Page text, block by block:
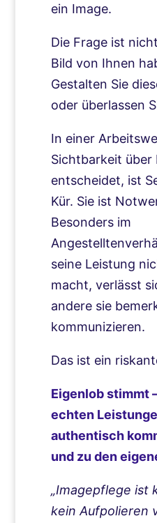
ein Image.
Die Frage ist
Bild von Ihnen
Gestalten Sie
oder überlassen
In einer
Sichtbarkeit über
entscheidet, ist
Kür. Sie ist
Besonders im
seine Leistung
macht, verlässt
andere sie
kommunizieren.
Das ist ein
Eigenlob stimmt
echten
authentisch
und zu den
„Imagepflege ist
kein Aufpolieren